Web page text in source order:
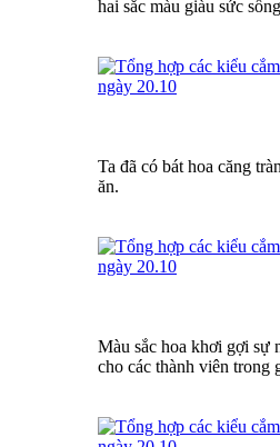
hai sắc màu giàu sức
Ta đã có bát hoa căng
ăn.
Màu sắc hoa khơi gợi sự
cho các thành viên trong